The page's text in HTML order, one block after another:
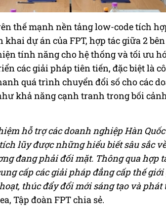
thế mạnh nền tảng low-code tích
dự án của FPT, hợp tác giữa 2
tính năng cho hệ thống và tối ưu
các giải pháp tiên tiến, đặc biệt là
quá trình chuyển đổi số cho các
khả năng cạnh tranh trong bối
hỗ trợ các doanh nghiệp Hàn
lũy được những hiểu biết sâu sắc
đang phải đối mặt. Thông qua hợp
cấp các giải pháp đẳng cấp thế
thúc đẩy đổi mới sáng tạo và
Tập đoàn FPT chia sẻ.